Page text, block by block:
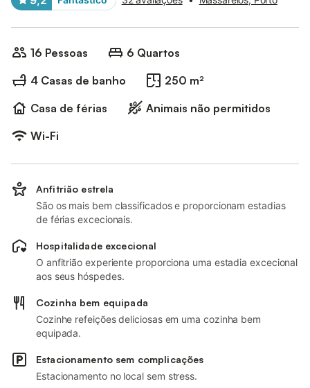
16 Pessoas
6 Quartos
4 Casas de banho
250 m²
Casa de férias
Animais não permitidos
Wi-Fi
Anfitrião estrela
São os mais bem classificados e proporcionam estadias
de férias excecionais.
Hospitalidade excecional
O anfitrião experiente proporciona uma estadia excecional
aos seus hóspedes.
Cozinha bem equipada
Cozinhe refeições deliciosas em uma cozinha bem
equipada.
Estacionamento sem complicações
Estacionamento no local sem stress.